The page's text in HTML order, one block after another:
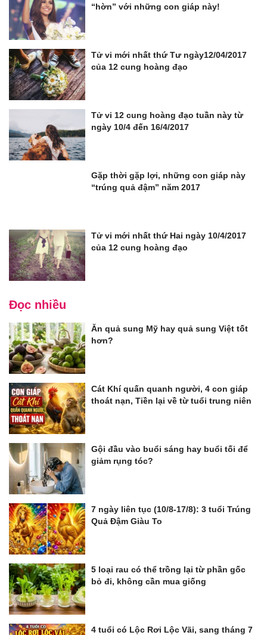
“hờn” với những con giáp này!
Tử vi mới nhất thứ Tư ngày12/04/2017
của 12 cung hoàng đạo
Tử vi 12 cung hoàng đạo tuần này từ
ngày 10/4 đến 16/4/2017
Gặp thời gặp lợi, những con giáp này
“trúng quả đậm” năm 2017
Tử vi mới nhất thứ Hai ngày 10/4/2017
của 12 cung hoàng đạo
Đọc nhiều
Ăn quả sung Mỹ hay quả sung Việt tốt
hơn?
Cát Khí quấn quanh người, 4 con giáp
thoát nạn, Tiền lại về từ tuổi trung niên
Gội đầu vào buổi sáng hay buổi tối để
giảm rụng tóc?
7 ngày liên tục (10/8-17/8): 3 tuổi Trúng
Quả Đậm Giàu To
5 loại rau có thể trồng lại từ phần gốc
bỏ đi, không cần mua giống
4 tuổi có Lộc Rơi Lộc Vãi, sang tháng 7